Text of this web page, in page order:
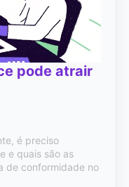
pode atrair
é preciso
e quais são as
de conformidade no